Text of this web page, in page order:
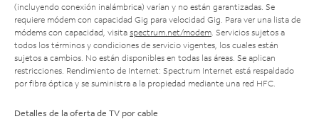
(incluyendo conexión inalámbrica) varían y no están garantizadas. Se
requiere módem con capacidad Gig para velocidad Gig. Para ver una lista de
módems con capacidad, visita spectrum.net/modem . Servicios sujetos a
todos los términos y condiciones de servicio vigentes, los cuales están
sujetos a cambios. No están disponibles en todas las áreas. Se aplican
restricciones. Rendimiento de Internet: Spectrum Internet está respaldado
por fibra óptica y se suministra a la propiedad mediante una red HFC.
Detalles de la oferta de TV por cable